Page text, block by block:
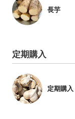
長芋
定期購入
定期購